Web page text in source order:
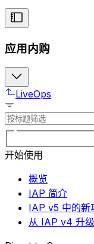
应用内购
LiveOps
开始使用
概览
IAP 简介
IAP v5 中的新
从 IAP v4 升